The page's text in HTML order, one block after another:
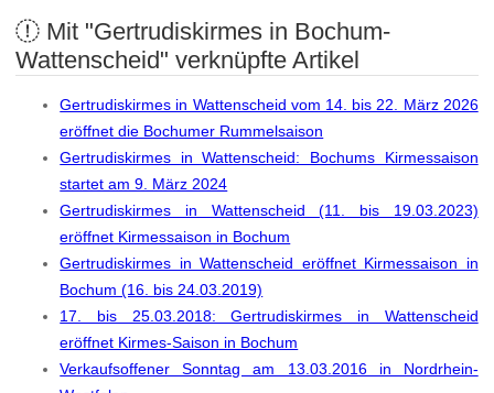
Mit "Gertrudiskirmes in Bochum-
Wattenscheid" verknüpfte Artikel
Gertrudiskirmes in Wattenscheid vom 14. bis 22. März 2026
eröffnet die Bochumer Rummelsaison
Gertrudiskirmes in Wattenscheid: Bochums Kirmessaison
startet am 9. März 2024
Gertrudiskirmes in Wattenscheid (11. bis 19.03.2023)
eröffnet Kirmessaison in Bochum
Gertrudiskirmes in Wattenscheid eröffnet Kirmessaison in
Bochum (16. bis 24.03.2019)
17. bis 25.03.2018: Gertrudiskirmes in Wattenscheid
eröffnet Kirmes-Saison in Bochum
Verkaufsoffener Sonntag am 13.03.2016 in Nordrhein-